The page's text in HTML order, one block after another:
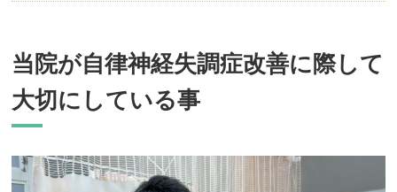
当院が自律神経失調症改善に際して
大切にしている事